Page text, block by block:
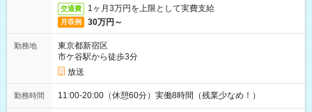
交通費 1ヶ月3万円を上限として実費支給
月収例 30万円～
勤務地
東京都新宿区
市ケ谷駅から徒歩3分
放送
勤務時間 11:00-20:00（休憩60分）実働8時間（残業少なめ！）